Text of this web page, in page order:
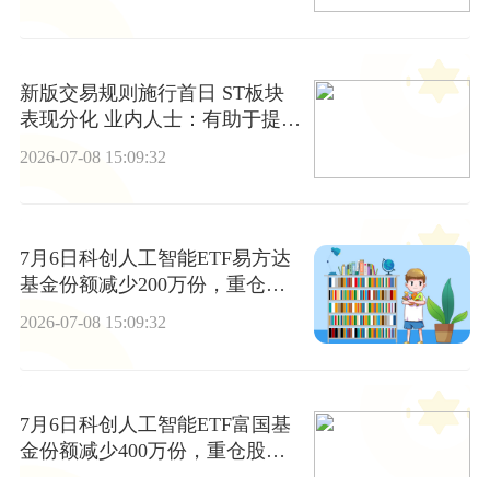
新版交易规则施行首日 ST板块
表现分化 业内人士：有助于提升
2026-07-08 15:09:32
7月6日科创人工智能ETF易方达
基金份额减少200万份，重仓股
芯原股份、寒武纪、澜起科技
2026-07-08 15:09:32
7月6日科创人工智能ETF富国基
金份额减少400万份，重仓股芯